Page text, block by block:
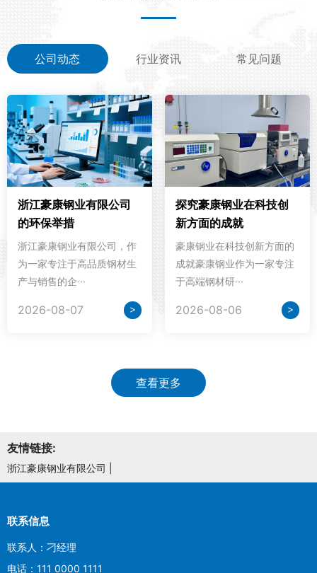
公司动态 行业资讯 常见问题
浙江豪康钢业有限公司
的环保举措
浙江豪康钢业有限公司，作
为一家专注于高品质钢材生
产与销售的企···
2026-08-07 >
探究豪康钢业在科技创
新方面的成就
豪康钢业在科技创新方面的
成就豪康钢业作为一家专注
于高端钢材研···
2026-08-06 >
查看更多
友情链接:
浙江豪康钢业有限公司
联系信息
联系人：刁经理
电话：111 0000 1111